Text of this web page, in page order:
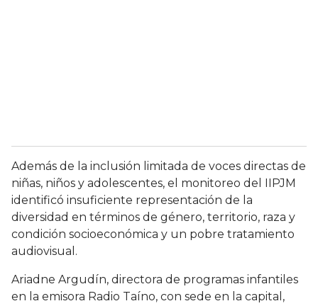
Además de la inclusión limitada de voces directas de
niñas, niños y adolescentes, el monitoreo del IIPJM
identificó insuficiente representación de la
diversidad en términos de género, territorio, raza y
condición socioeconómica y un pobre tratamiento
audiovisual.
Ariadne Argudín, directora de programas infantiles
en la emisora Radio Taíno, con sede en la capital,